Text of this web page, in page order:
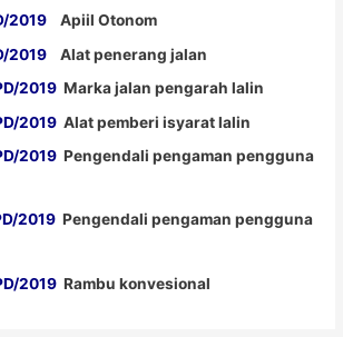
2019 Apiil Otonom
2019 Alat penerang jalan
2019 Marka jalan pengarah lalin
2019 Alat pemberi isyarat lalin
2019 Pengendali pengaman pengguna
2019 Pengendali pengaman pengguna
2019 Rambu konvesional